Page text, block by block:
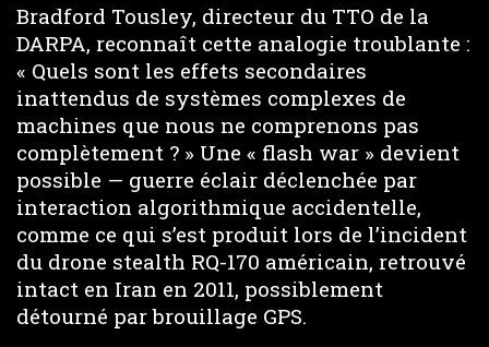
Bradford Tousley, directeur du TTO de la
DARPA, reconnaît cette analogie troublante :
« Quels sont les effets secondaires
inattendus de systèmes complexes de
machines que nous ne comprenons pas
complètement ? » Une « flash war » devient
possible — guerre éclair déclenchée par
interaction algorithmique accidentelle,
comme ce qui s’est produit lors de l’incident
du drone stealth RQ-170 américain, retrouvé
intact en Iran en 2011, possiblement
détourné par brouillage GPS.